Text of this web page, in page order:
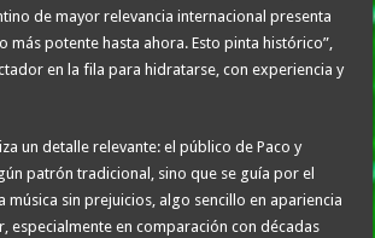
de mayor relevancia internacional presenta
más potente hasta ahora. Esto pinta histórico”,
en la fila para hidratarse, con experiencia y
un detalle relevante: el público de Paco y
patrón tradicional, sino que se guía por el
música sin prejuicios, algo sencillo en apariencia
especialmente en comparación con décadas